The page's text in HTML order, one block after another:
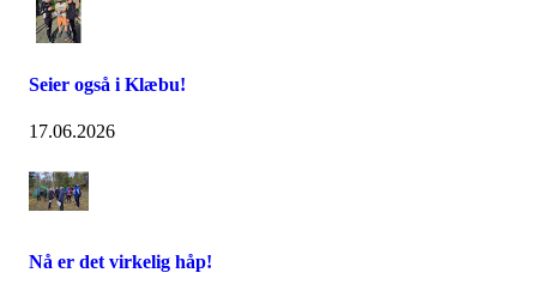
Seier også i Klæbu!
17.06.2026
Nå er det virkelig håp!